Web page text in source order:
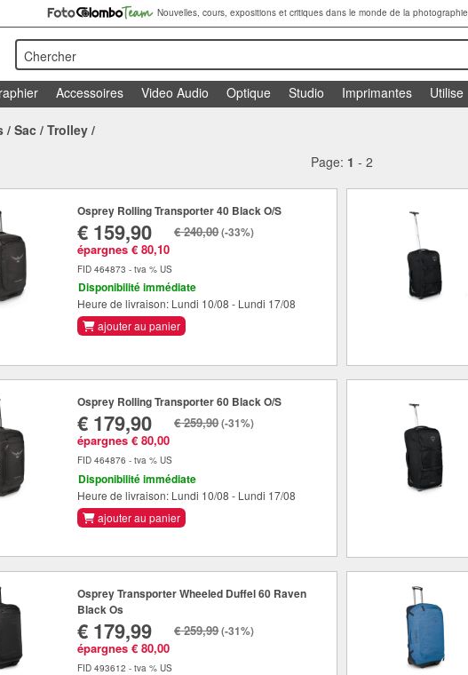
Nouvelles, cours, expositions et critiques dans le monde de la photographie
Chercher
Accessoires Video Audio Optique Studio Imprimantes Utilise
/ Sac / Trolley /
Page: 1 - 2
Osprey Rolling Transporter 40 Black O/S
€ 159,90
épargnes € 80,10
€ 240,00(-33%)
FID 464873 - tva % US
Disponibilité immédiate
Heure de livraison: Lundi 10/08 - Lundi 17/08
ajouter au panier
Osprey Rolling Transporter 60 Black O/S
€ 179,90
épargnes € 80,00
€ 259,90(-31%)
FID 464876 - tva % US
Disponibilité immédiate
Heure de livraison: Lundi 10/08 - Lundi 17/08
ajouter au panier
Osprey Transporter Wheeled Duffel 60 Raven
Black Os
€ 179,99
épargnes € 80,00
€ 259,99(-31%)
FID 493612 - tva % US